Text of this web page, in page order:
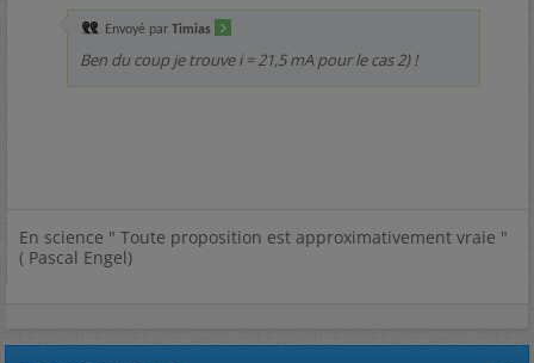
Envoyé par Timias
Ben du coup je trouve i = 21,5 mA pour le cas 2) !
En science " Toute proposition est approximativement vraie "
( Pascal Engel)